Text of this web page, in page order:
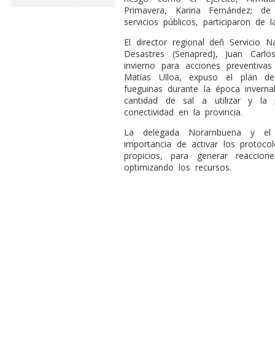
Primavera, Karina Fernández;
servicios públicos, participaron de
El director regional deñ Servicio
Desastres (Senapred), Juan
invierno para acciones
Matías Ulloa, expuso el plan
fueguinas durante la época
cantidad de sal a utilizar y la
conectividad en la provincia.
La delegada Norambuena y
importancia de activar los
propicios, para generar
optimizando los recursos.